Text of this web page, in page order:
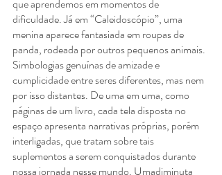
que aprendemos em momentos de
dificuldade. Já em “Caleidoscópio”, uma
menina aparece fantasiada em roupas de
panda, rodeada por outros pequenos animais.
Simbologias genuínas de amizade e
cumplicidade entre seres diferentes, mas nem
por isso distantes. De uma em uma, como
páginas de um livro, cada tela disposta no
espaço apresenta narrativas próprias, porém
interligadas, que tratam sobre tais
suplementos a serem conquistados durante
nossa jornada nesse mundo. Umadiminuta